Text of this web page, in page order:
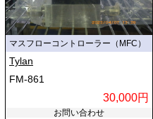
マスフローコントローラー（MFC）
Tylan
FM-861
30,000円
お問い合わせ